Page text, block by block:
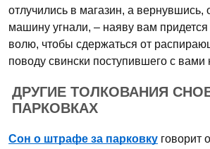
отлучились в магазин, а вернувшись,
машину угнали, – наяву вам
волю, чтобы сдержаться от
поводу свински поступившего с вами
ДРУГИЕ ТОЛКОВАНИЯ
ПАРКОВКАХ
Сон о штрафе за парковку говорит